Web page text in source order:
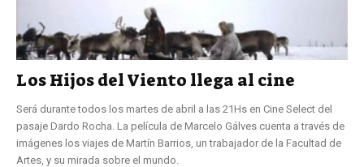
Los Hijos del Viento llega al cine
Será durante todos los martes de abril a las 21Hs en Cine Select del
pasaje Dardo Rocha. La película de Marcelo Gálves cuenta a través de
imágenes los viajes de Martín Barrios, un trabajador de la Facultad de
Artes, y su mirada sobre el mundo.